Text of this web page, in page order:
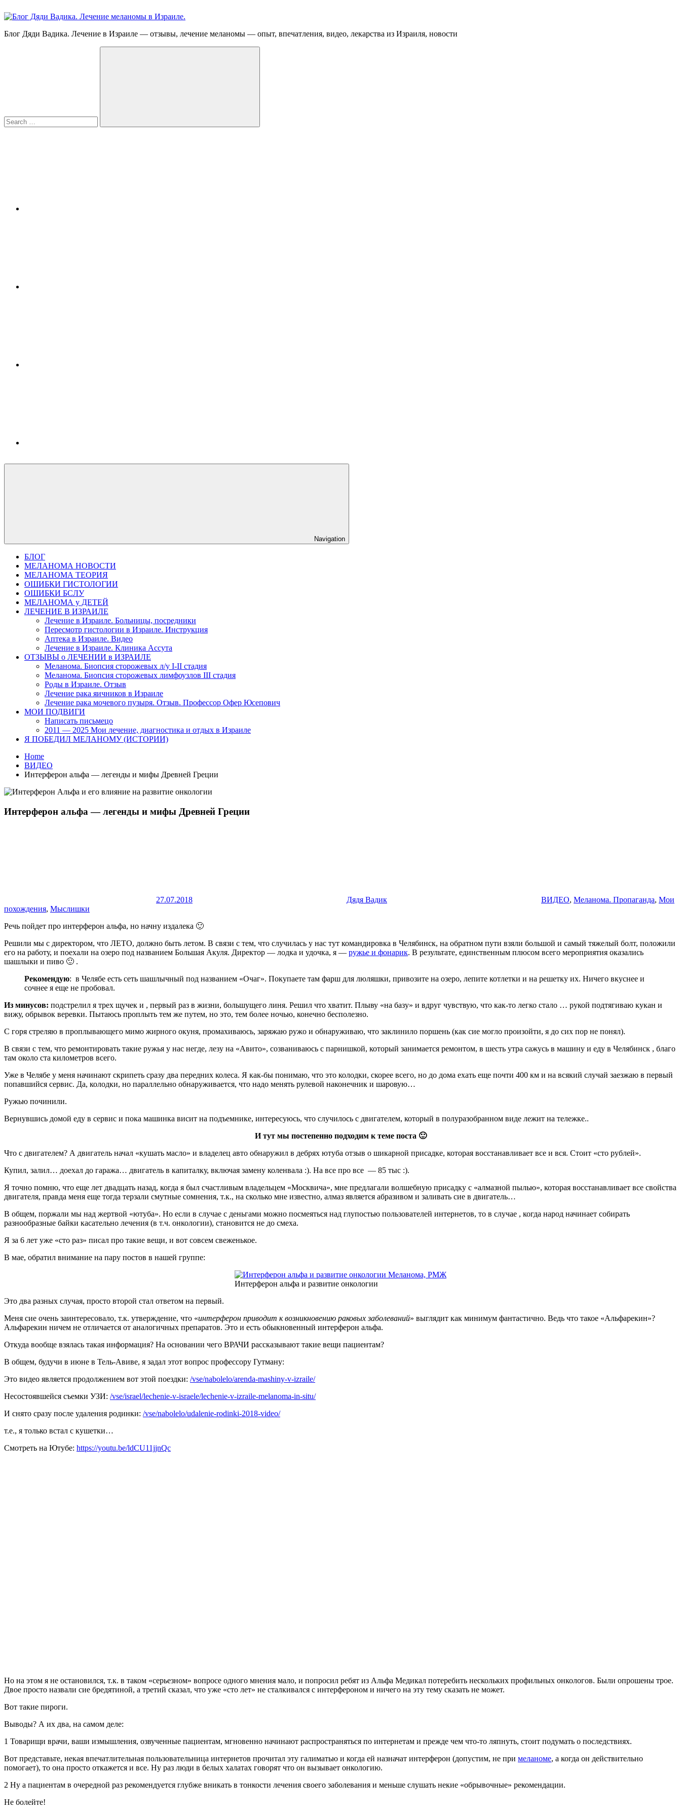
to
Блог
Блог Дяди Вадика. Лечение в Израиле — отзывы, лечение меланомы — опыт, впечатления, видео, лекарства из Израиля, новости
Search
Navigation
БЛОГ
МЕЛАНОМА НОВОСТИ
МЕЛАНОМА ТЕОРИЯ
ОШИБКИ ГИСТОЛОГИИ
ОШИБКИ БСЛУ
МЕЛАНОМА у ДЕТЕЙ
ЛЕЧЕНИЕ В ИЗРАИЛЕ
Лечение в Израиле. Больницы, посредники
Пересмотр гистологии в Израиле. Инструкция
Аптека в Израиле. Видео
Лечение в Израиле. Клиника Ассута
ОТЗЫВЫ о ЛЕЧЕНИИ в ИЗРАИЛЕ
Меланома. Биопсия сторожевых л/у I-II стадия
Меланома. Биопсия сторожевых лимфоузлов III стадия
Роды в Израиле. Отзыв
Лечение рака яичников в Израиле
Лечение рака мочевого пузыря. Отзыв. Профессор Офер Юсепович
МОИ ПОДВИГИ
Написать письмецо
2011 — 2025 Мои лечение, диагностика и отдых в Израиле
Я ПОБЕДИЛ МЕЛАНОМУ (ИСТОРИИ)
Home
ВИДЕО
Интерферон альфа — легенды и мифы Древней Греции
Интерферон альфа — легенды и мифы Древней Греции
27.07.2018 Дядя Вадик ВИДЕО, Меланома. Пропаганда, Мои
похождения, Мыслишки
Речь пойдет про интерферон альфа, но начну издалека 🙂
Решили мы с директором, что ЛЕТО, должно быть летом. В связи с тем, что случилась у нас тут командировка в Челябинск, на обратном пути взяли большой и самый тяжелый болт, положили
его на работу, и поехали на озеро под названием Большая Акуля. Директор — лодка и удочка, я — ружье и фонарик. В результате, единственным плюсом всего мероприятия оказались
шашлыки и пиво 🙂 .
Рекомендую: в Челябе есть сеть шашлычный под названием «Очаг». Покупаете там фарш для люляшки, привозите на озеро, лепите котлетки и на решетку их. Ничего вкуснее и
сочнее я еще не пробовал.
Из минусов: подстрелил я трех щучек и , первый раз в жизни, большущего линя. Решил что хватит. Плыву «на базу» и вдруг чувствую, что как-то легко стало … рукой подтягиваю кукан и
вижу, обрывок веревки. Пытаюсь проплыть тем же путем, но это, тем более ночью, конечно бесполезно.
С горя стреляю в проплывающего мимо жирного окуня, промахиваюсь, заряжаю ружо и обнаруживаю, что заклинило поршень (как сие могло произойти, я до сих пор не понял).
В связи с тем, что ремонтировать такие ружья у нас негде, лезу на «Авито», созваниваюсь с парнишкой, который занимается ремонтом, в шесть утра сажусь в машину и еду в Челябинск , благо
там около ста километров всего.
Уже в Челябе у меня начинают скрипеть сразу два передних колеса. Я как-бы понимаю, что это колодки, скорее всего, но до дома ехать еще почти 400 км и на всякий случай заезжаю в первый
попавшийся сервис. Да, колодки, но параллельно обнаруживается, что надо менять рулевой наконечник и шаровую…
Ружью починили.
Вернувшись домой еду в сервис и пока машинка висит на подъемнике, интересуюсь, что случилось с двигателем, который в полуразобранном виде лежит на тележке..
И тут мы постепенно подходим к теме поста 🙂
Что с двигателем? А двигатель начал «кушать масло» и владелец авто обнаружил в дебрях ютуба отзыв о шикарной присадке, которая восстанавливает все и вся. Стоит «сто рублей».
Купил, залил… доехал до гаража… двигатель в капиталку, включая замену коленвала :). На все про все — 85 тыс :).
Я точно помню, что еще лет двадцать назад, когда я был счастливым владельцем «Москвича», мне предлагали волшебную присадку с «алмазной пылью», которая восстанавливает все свойства
двигателя, правда меня еще тогда терзали смутные сомнения, т.к., на сколько мне известно, алмаз является абразивом и заливать сие в двигатель…
В общем, поржали мы над жертвой «ютуба». Но если в случае с деньгами можно посмеяться над глупостью пользователей интернетов, то в случае , когда народ начинает собирать
разнообразные байки касательно лечения (в т.ч. онкологии), становится не до смеха.
Я за 6 лет уже «сто раз» писал про такие вещи, и вот совсем свеженькое.
В мае, обратил внимание на пару постов в нашей группе:
Интерферон альфа и развитие онкологии
Это два разных случая, просто второй стал ответом на первый.
Меня сие очень заинтересовало, т.к. утверждение, что «интерферон приводит к возникновению раковых заболеваний» выглядит как минимум фантастично. Ведь что такое «Альфарекин»?
Альфарекин ничем не отличается от аналогичных препаратов. Это и есть обыкновенный интерферон альфа.
Откуда вообще взялась такая информация? На основании чего ВРАЧИ рассказывают такие вещи пациентам?
В общем, будучи в июне в Тель-Авиве, я задал этот вопрос профессору Гутману:
Это видео является продолжением вот этой поездки: /vse/nabolelo/arenda-mashiny-v-izraile/
Несостоявшейся съемки УЗИ: /vse/israel/lechenie-v-israele/lechenie-v-izraile-melanoma-in-situ/
И снято сразу после удаления родинки: /vse/nabolelo/udalenie-rodinki-2018-video/
т.е., я только встал с кушетки…
Смотреть на Ютубе: https://youtu.be/ldCU11jjnQc
Но на этом я не остановился, т.к. в таком «серьезном» вопросе одного мнения мало, и попросил ребят из Альфа Медикал потеребить нескольких профильных онкологов. Были опрошены трое.
Двое просто назвали сие бредятиной, а третий сказал, что уже «сто лет» не сталкивался с интерфероном и ничего на эту тему сказать не может.
Вот такие пироги.
Выводы? А их два, на самом деле:
1 Товарищи врачи, ваши измышления, озвученные пациентам, мгновенно начинают распространяться по интернетам и прежде чем что-то ляпнуть, стоит подумать о последствиях.
Вот представьте, некая впечатлительная пользовательница интернетов прочитал эту галиматью и когда ей назначат интерферон (допустим, не при меланоме, а когда он действительно
помогает), то она просто откажется и все. Ну раз люди в белых халатах говорят что он вызывает онкологию.
2 Ну а пациентам в очередной раз рекомендуется глубже вникать в тонкости лечения своего заболевания и меньше слушать некие «обрывочные» рекомендации.
Не болейте!